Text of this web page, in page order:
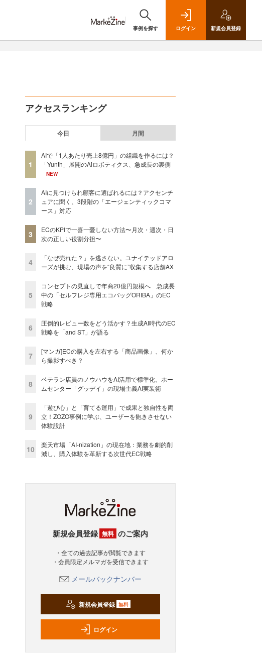
事例を探す ログイン 新規会員登録
アクセスランキング
今日 月間
1
AIで「1人あたり売上8億円」の組織を作るには？
「Yunth」展開のAiロボティクス、急成長の裏側
NEW
2
AIに見つけられ顧客に選ばれるには？アクセンチ
ュアに聞く、3段階の「エージェンティックコマ
ース」対応
3
ECのKPIで一喜一憂しない方法〜月次・週次・日
次の正しい役割分担〜
4
「なぜ売れた？」を逃さない。ユナイテッドアロ
ーズが挑む、現場の声を“良質に”収集する店舗AX
5
コンセプトの見直しで年商20億円規模へ 急成長
中の「セルフレジ専用エコバッグORIBA」のEC
戦略
6
圧倒的レビュー数をどう活かす？生成AI時代のEC
戦略を「and ST」が語る
7
[マンガ]ECの購入を左右する「商品画像」、何か
ら撮影すべき？
8
ベテラン店員のノウハウをAI活用で標準化。ホー
ムセンター「グッデイ」の現場主義AI実装術
9
「遊び心」と「育てる運用」で成果と独自性を両
立！ZOZO事例に学ぶ、ユーザーを飽きさせない
体験設計
10
楽天市場「AI-nization」の現在地：業務を劇的削
減し、購入体験を革新する次世代EC戦略
新規会員登録 無料 のご案内
・全ての過去記事が閲覧できます
・会員限定メルマガを受信できます
メールバックナンバー
新規会員登録 無料
ログイン